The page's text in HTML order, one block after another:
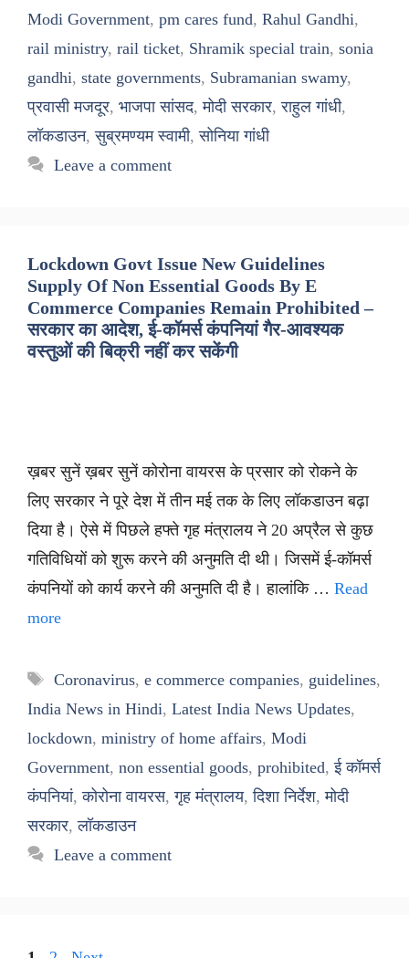
Modi Government, pm cares fund, Rahul Gandhi,
rail ministry, rail ticket, Shramik special train, sonia
gandhi, state governments, Subramanian swamy,
प्रवासी मजदूर, भाजपा सांसद,मोदी सरकार,राहुल गांधी,
लॉकडाउन,सुब्रमण्यम स्वामी,सोनिया गांधी
Leave a comment
Lockdown Govt Issue New Guidelines
Supply Of Non Essential Goods By E
Commerce Companies Remain Prohibited –
सरकार का आदेश, ई-कॉमर्स कंपनियां गैर-आवश्यक
वस्तुओं की बिक्री नहीं कर सकेंगी
ख़बर सुनें ख़बर सुनें कोरोना वायरस के प्रसार को रोकने के
लिए सरकार ने पूरे देश में तीन मई तक के लिए लॉकडाउन बढ़ा
दिया है। ऐसे में पिछले हफ्ते गृह मंत्रालय ने 20 अप्रैल से कुछ
गतिविधियों को शुरू करने की अनुमति दी थी। जिसमें ई-कॉमर्स
कंपनियों को कार्य करने की अनुमति दी है। हालांकि … Read
more
Tags
Coronavirus, e commerce companies, guidelines,
India News in Hindi, Latest India News Updates,
lockdown, ministry of home affairs, Modi
Government, non essential goods, prohibited,ई कॉमर्स
कंपनियां,कोरोना वायरस,गृह मंत्रालय,दिशा निर्देश,मोदी
सरकार,लॉकडाउन
Leave a comment